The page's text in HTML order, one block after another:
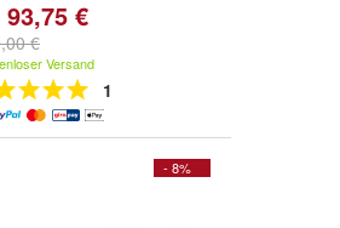
€
€
Versand
1
- 8%